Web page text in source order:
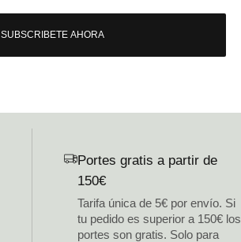
SUBSCRIBETE AHORA
Portes gratis a partir de
150€
Tarifa única de 5€ por envío. Si
tu pedido es superior a 150€ los
portes son gratis. Solo para